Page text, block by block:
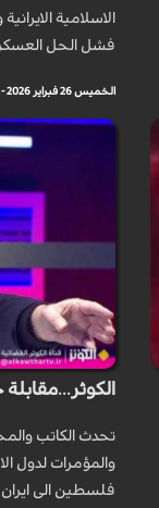
الاسلامية
فشل الحل العسكري
الخميس 26 فبراير 2026 - 09:11 بتوقيت مكة
تحدث الكاتب
والمؤمرات لدول
فلسطين الى